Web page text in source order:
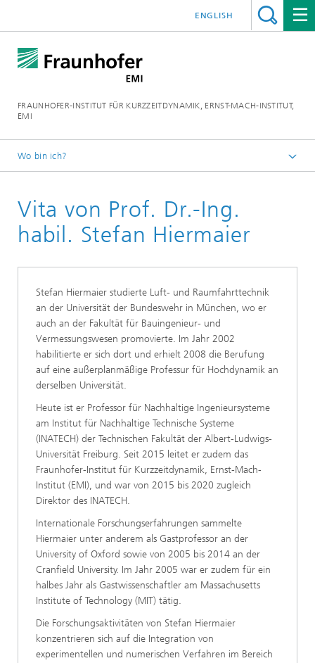
FRAUNHOFER-INSTITUT FÜR KURZZEITDYNAMIK, ERNST-MACH-INSTITUT,
EMI
ENGLISH
Wo bin ich?
Vita von Prof. Dr.-Ing.
habil. Stefan Hiermaier
Stefan Hiermaier studierte Luft- und Raumfahrttechnik
an der Universität der Bundeswehr in München, wo er
auch an der Fakultät für Bauingenieur- und
Vermessungswesen promovierte. Im Jahr 2002
habilitierte er sich dort und erhielt 2008 die Berufung
auf eine außerplanmäßige Professur für Hochdynamik an
derselben Universität.
Heute ist er Professor für Nachhaltige Ingenieursysteme
am Institut für Nachhaltige Technische Systeme
(INATECH) der Technischen Fakultät der Albert-Ludwigs-
Universität Freiburg. Seit 2015 leitet er zudem das
Fraunhofer-Institut für Kurzzeitdynamik, Ernst-Mach-
Institut (EMI), und war von 2015 bis 2020 zugleich
Direktor des INATECH.
Internationale Forschungserfahrungen sammelte
Hiermaier unter anderem als Gastprofessor an der
University of Oxford sowie von 2005 bis 2014 an der
Cranfield University. Im Jahr 2005 war er zudem für ein
halbes Jahr als Gastwissenschaftler am Massachusetts
Institute of Technology (MIT) tätig.
Die Forschungsaktivitäten von Stefan Hiermaier
konzentrieren sich auf die Integration von
experimentellen und numerischen Verfahren im Bereich